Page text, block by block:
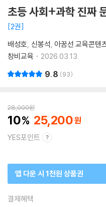
초등 사회+과학 진짜
2권
배성호 신봉석 아꿈선 교육콘텐
창비교육
2026.03.13.
9.8 93
28,000원
10 25,200
YES포인트
앱 다운 시 1천원 상품권
결제혜택